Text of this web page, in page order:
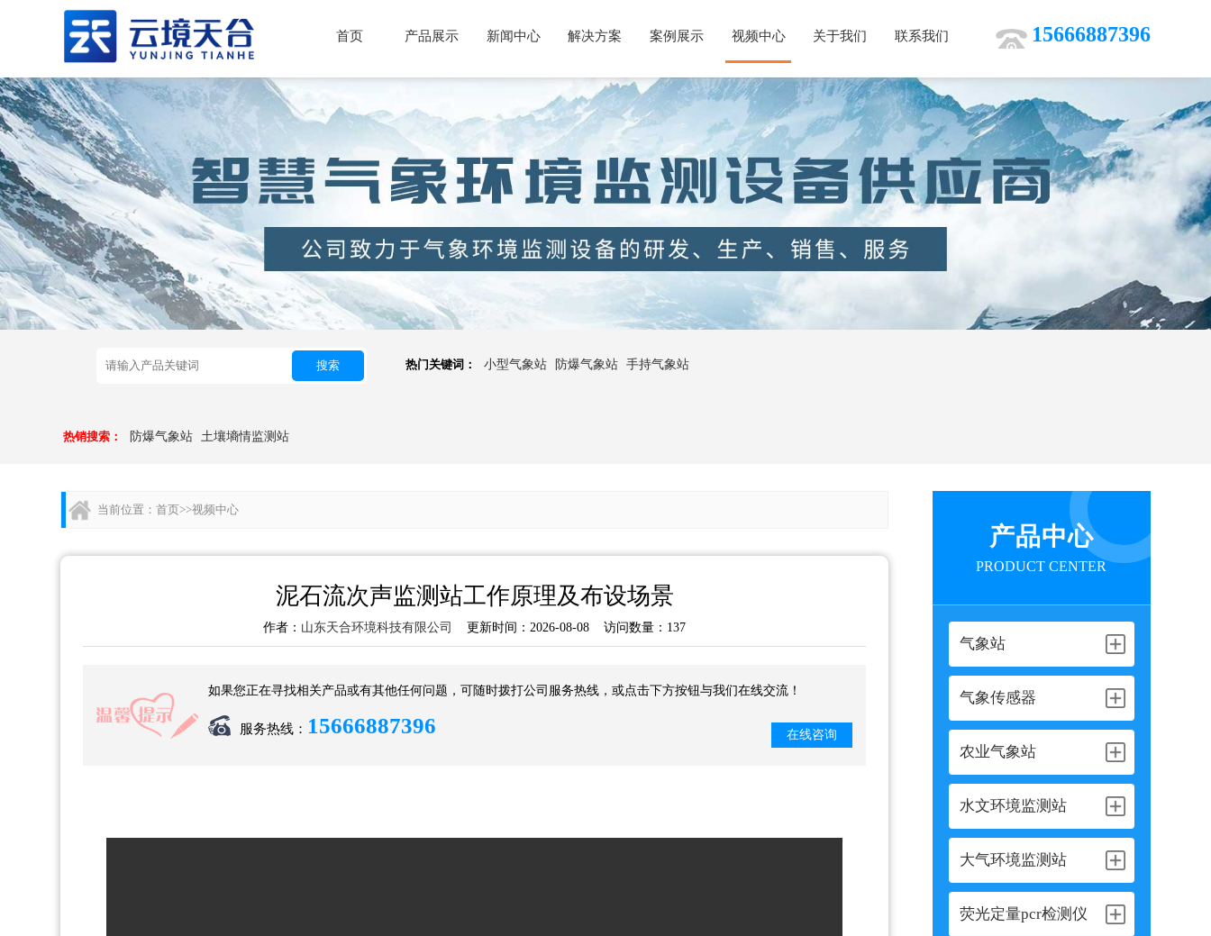
15666887396
首页 产品展示 新闻中心 解决方案 案例展示 视频中心 关于我们 联系我们
搜索 热门关键词： 小型气象站 防爆气象站 手持气象站
热销搜索： 防爆气象站 土壤墒情监测站
产品中心
PRODUCT CENTER
气象站
气象传感器
农业气象站
水文环境监测站
大气环境监测站
荧光定量pcr检测仪
当前位置：首页>>视频中心
泥石流次声监测站工作原理及布设场景
作者： 山东天合环境科技有限公司 更新时间：2026-08-08 访问数量：137
如果您正在寻找相关产品或有其他任何问题，可随时拨打公司服务热线，或点击下方按钮与我们在线交流！
服务热线： 15666887396 在线咨询